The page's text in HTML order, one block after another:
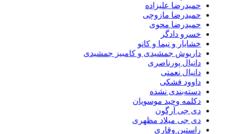
حمیدرضا علیزاده
حمیدرضا مازوچی
حمیدرضا محوی
خسرو دادگر
خشایار و نیما و کانو
داریوش جمشیدی و کامبیز جمشیدی
دانیال پورناصری
دانیال نعمتی
داوود فشکی
دسته‌بندی نشده
دکلمه وحید موسویان
دی جی آرگون
دی جی میلاد مظهری
راستین وقاری